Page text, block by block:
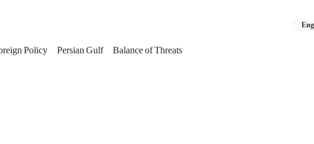
Policy Persian Gulf Balance of Threats